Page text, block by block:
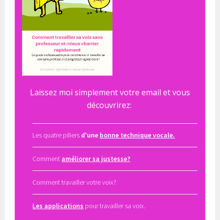
Laissez moi simplement votre email et vous
découvrirez:
Les quatre piliers d'une bonne technique vocale.
Comment améliorer sa justesse?
Comment travailler votre voix?
Les applications pour travailler sa voix.